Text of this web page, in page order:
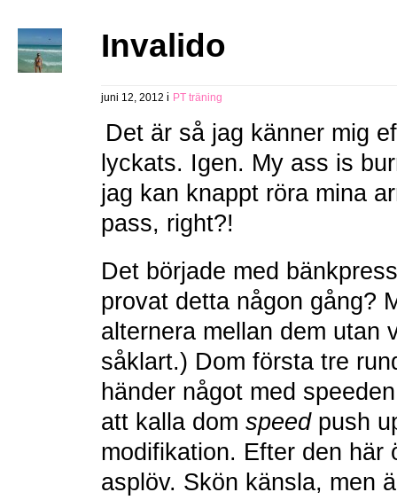
Invalido
juni 12, 2012 i PT träning
Det är så jag känner mig
lyckats. Igen. My ass is
jag kan knappt röra mina
pass, right?!
Det började med
provat detta någon gång?
alternera mellan dem utan
såklart.) Dom första tre
händer något med
att kalla dom speedpush
modifikation. Efter den här
asplöv. Skön känsla, men